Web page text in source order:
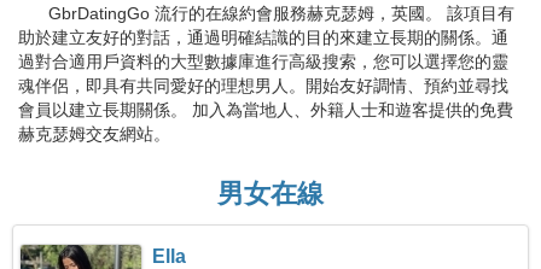
GbrDatingGo 流行的在線約會服務赫克瑟姆，英國。 該項目有
助於建立友好的對話，通過明確結識的目的來建立長期的關係。通
過對合適用戶資料的大型數據庫進行高級搜索，您可以選擇您的靈
魂伴侶，即具有共同愛好的理想男人。開始友好調情、預約並尋找
會員以建立長期關係。 加入為當地人、外籍人士和遊客提供的免費
赫克瑟姆交友網站。
男女在線
Ella